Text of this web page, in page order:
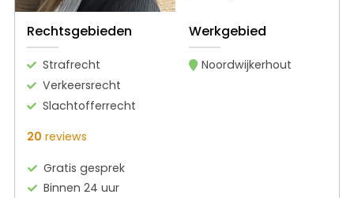
Rechtsgebieden
Strafrecht
Verkeersrecht
Slachtofferrecht
Werkgebied
Noordwijkerhout
20 reviews
Gratis gesprek
Binnen 24 uur